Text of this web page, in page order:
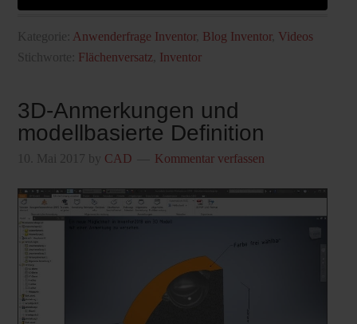
Kategorie: Anwenderfrage Inventor, Blog Inventor, Videos
Stichworte: Flächenversatz, Inventor
3D-Anmerkungen und
modellbasierte Definition
10. Mai 2017 by CAD Kommentar verfassen